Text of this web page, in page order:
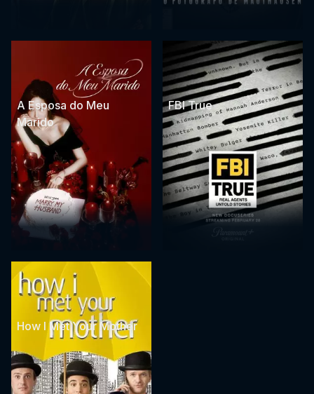
A Esposa do Meu
Marido
FBI True
How I Met Your Mother